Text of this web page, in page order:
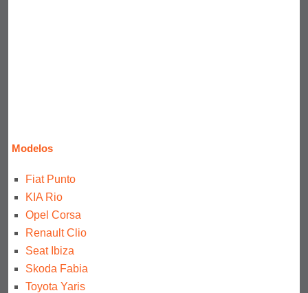
Modelos
Fiat Punto
KIA Rio
Opel Corsa
Renault Clio
Seat Ibiza
Skoda Fabia
Toyota Yaris